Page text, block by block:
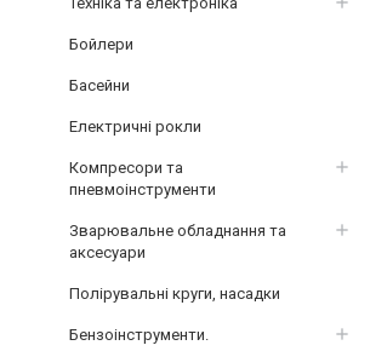
Бойлери
Басейни
Електричні рокли
Компресори та
пневмоінструменти
Зварювальне обладнання та
аксесуари
Полірувальні круги, насадки
Бензоінструменти.